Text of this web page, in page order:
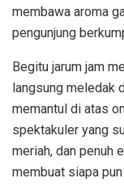
membawa aroma
pengunjung
Begitu jarum jam
langsung meledak
memantul di atas
spektakuler yang
meriah, dan penuh
membuat siapa